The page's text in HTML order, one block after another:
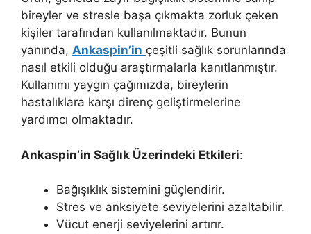
bireyler ve stresle başa çıkmakta zorluk çeken
kişiler tarafından kullanılmaktadır. Bunun
yanında, Ankaspin’in çeşitli sağlık sorunlarında
nasıl etkili olduğu araştırmalarla kanıtlanmıştır.
Kullanımı yaygın çağımızda, bireylerin
hastalıklara karşı direnç geliştirmelerine
yardımcı olmaktadır.
Ankaspin’in Sağlık Üzerindeki Etkileri:
Bağışıklık sistemini güçlendirir.
Stres ve anksiyete seviyelerini azaltabilir.
Vücut enerji seviyelerini artırır.